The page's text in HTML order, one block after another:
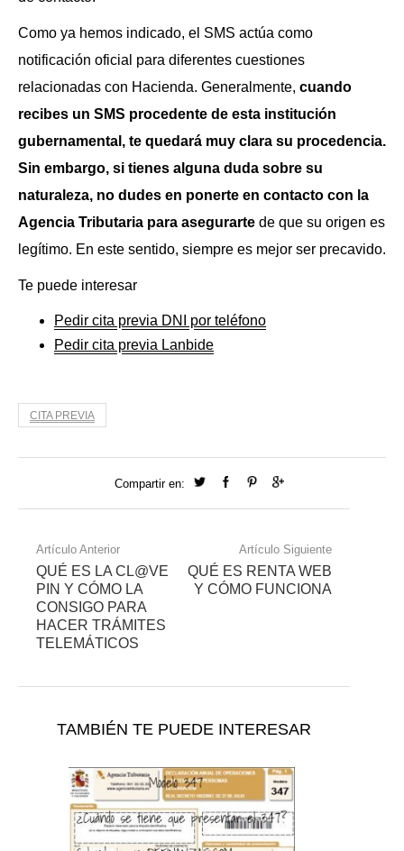
Como ya hemos indicado, el SMS actúa como
notificación oficial para diferentes cuestiones
relacionadas con Hacienda. Generalmente, cuando
recibes un SMS procedente de esta institución
gubernamental, te quedará muy clara su procedencia.
Sin embargo, si tienes alguna duda sobre su
naturaleza, no dudes en ponerte en contacto con la
Agencia Tributaria para asegurarte de que su origen es
legítimo. En este sentido, siempre es mejor ser precavido.
Te puede interesar
Pedir cita previa DNI por teléfono
Pedir cita previa Lanbide
CITA PREVIA
Compartir en:
Artículo Anterior
QUÉ ES LA CL@VE
PIN Y CÓMO LA
CONSIGO PARA
HACER TRÁMITES
TELEMÁTICOS
Artículo Siguiente
QUÉ ES RENTA WEB
Y CÓMO FUNCIONA
TAMBIÉN TE PUEDE INTERESAR